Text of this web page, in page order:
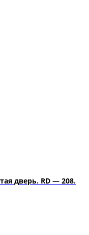
дверь. RD — 208.